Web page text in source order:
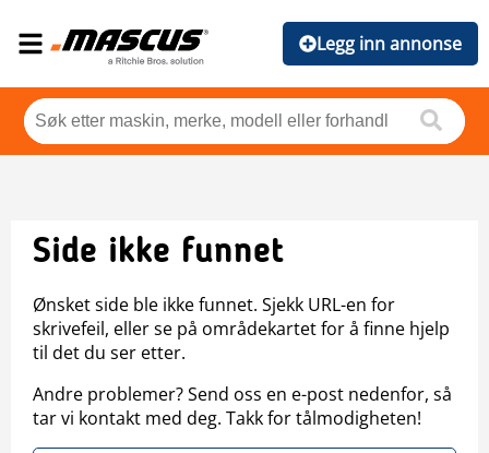
Legg inn annonse
Side ikke funnet
Ønsket side ble ikke funnet. Sjekk URL-en for
skrivefeil, eller se på områdekartet for å finne hjelp
til det du ser etter.
Andre problemer? Send oss en e-post nedenfor, så
tar vi kontakt med deg. Takk for tålmodigheten!